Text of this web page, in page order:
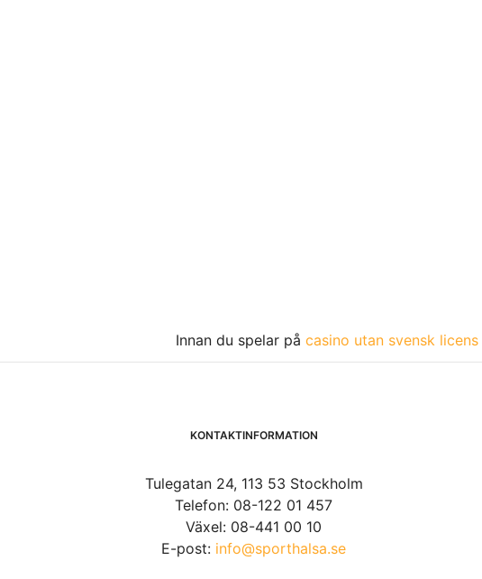
Innan du spelar på casino utan svensk licens
KONTAKTINFORMATION
Tulegatan 24, 113 53 Stockholm
Telefon: 08-122 01 457
Växel: 08-441 00 10
E-post: info@sporthalsa.se